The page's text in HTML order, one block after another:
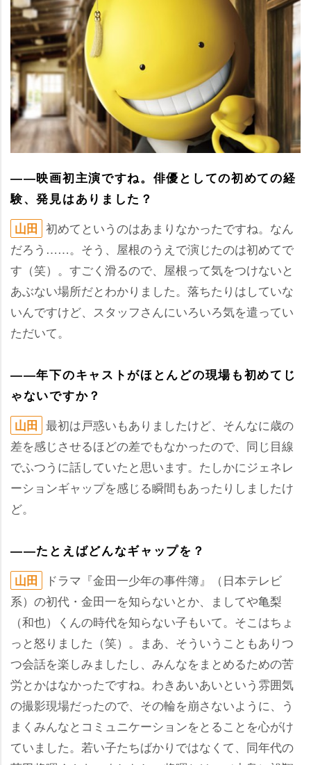
――映画初主演ですね。俳優としての初めての経
験、発見はありました？
山田 初めてというのはあまりなかったですね。なん
だろう……。そう、屋根のうえで演じたのは初めてで
す（笑）。すごく滑るので、屋根って気をつけないと
あぶない場所だとわかりました。落ちたりはしていな
いんですけど、スタッフさんにいろいろ気を遣ってい
ただいて。
――年下のキャストがほとんどの現場も初めてじ
ゃないですか？
山田 最初は戸惑いもありましたけど、そんなに歳の
差を感じさせるほどの差でもなかったので、同じ目線
でふつうに話していたと思います。たしかにジェネレ
ーションギャップを感じる瞬間もあったりしましたけ
ど。
――たとえばどんなギャップを？
山田
ドラマ『金田一少年の事件簿』（日本テレビ
系）の初代・金田一を知らないとか、ましてや亀梨
（和也）くんの時代を知らない子もいて。そこはちょ
っと怒りました（笑）。まあ、そういうこともありつ
つ会話を楽しみましたし、みんなをまとめるための苦
労とかはなかったですね。わきあいあいという雰囲気
の撮影現場だったので、その輪を崩さないように、う
まくみんなとコミュニケーションをとることを心がけ
ていました。若い子たちばかりではなくて、同年代の